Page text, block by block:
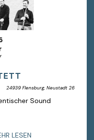
24939 Flensburg, Neustadt 26
Sound
LESEN